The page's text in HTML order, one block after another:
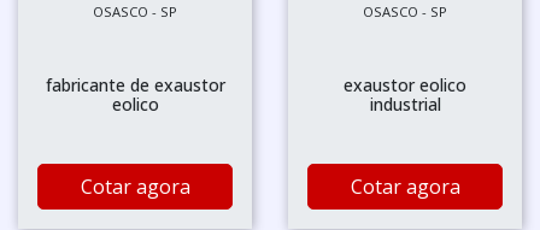
OSASCO - SP
fabricante de exaustor
eolico
Cotar agora
OSASCO - SP
exaustor eolico
industrial
Cotar agora